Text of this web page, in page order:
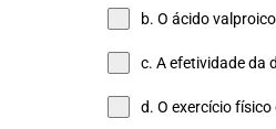
b. O ácido
c. A efetividade da
d. O exercício